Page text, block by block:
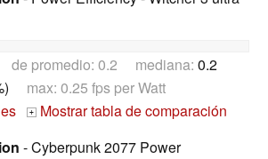
de promedio: 0.2 mediana: 0.2
max: 0.25 fps per Watt
+
Mostrar tabla de comparación
- Cyberpunk 2077 Power